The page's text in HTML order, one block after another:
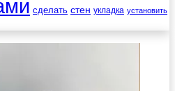
сделать стен укладка установить